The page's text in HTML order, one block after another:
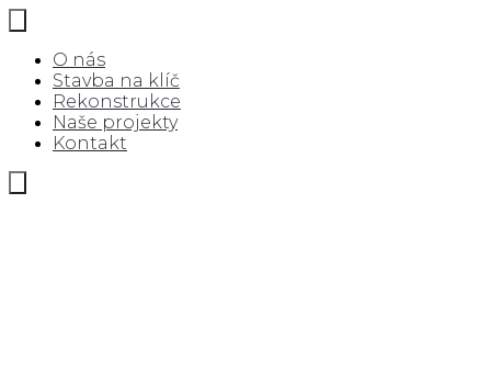
O nás
Stavba na klíč
Rekonstrukce
Naše projekty
Kontakt